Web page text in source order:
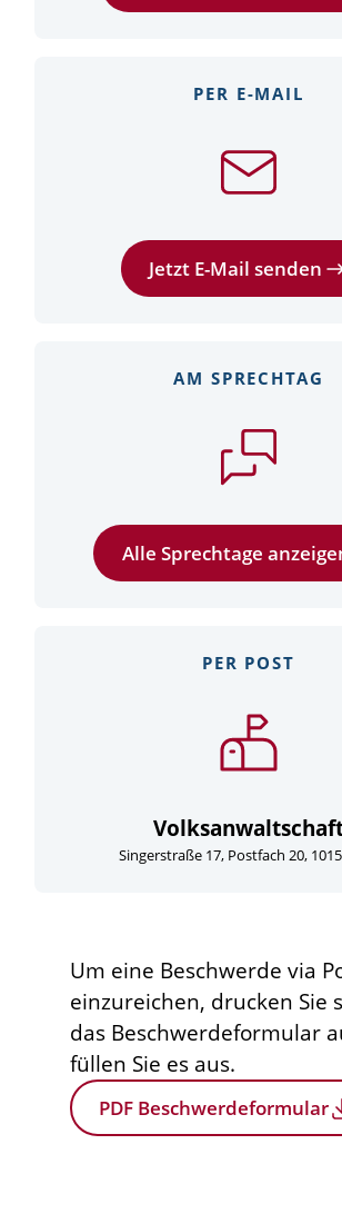
PER E-MAIL
Jetzt E-Mail senden
AM SPRECHTAG
Alle Sprechtage
PER POST
Singerstraße 17, Postfach 20,
Um eine Beschwerde via
einzureichen, drucken Sie
das Beschwerdeformular
füllen Sie es aus.
PDF Beschwerdeformular